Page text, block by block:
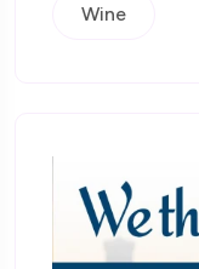
Wine